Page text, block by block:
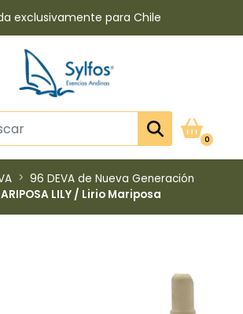
exclusivamente para Chile
0
96 DEVA de Nueva Generación
LILY / Lirio Mariposa